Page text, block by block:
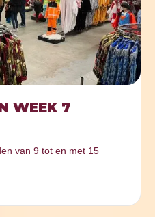
WEEK 7
van 9 tot en met 15